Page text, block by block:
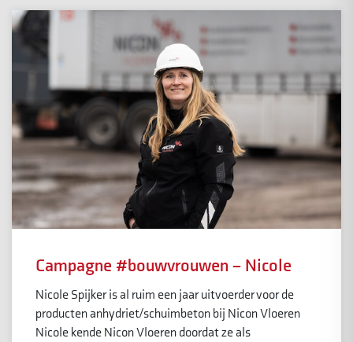
Campagne #bouwvrouwen – Nicole
Nicole Spijker is al ruim een jaar uitvoerder voor de
producten anhydriet/schuimbeton bij Nicon Vloeren
Nicole kende Nicon Vloeren doordat ze als